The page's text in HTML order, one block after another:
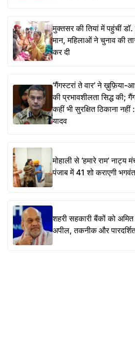
मुक्तसर की तियां में पहुंचीं डॉ.
मान, महिलाओं ने चुनाव की
कर दी
‘गैंगस्टरां ते वार’ ने ख़ुफ़िया-
की प्रभावशीलता सिद्ध की;
कहीं भी सुरक्षित ठिकाना
यादव
मोहाली से ‘हमारे राम’
पंजाब में 41 शो कराएगी
शहरी सहकारी बैंकों को
अपील, तकनीक और